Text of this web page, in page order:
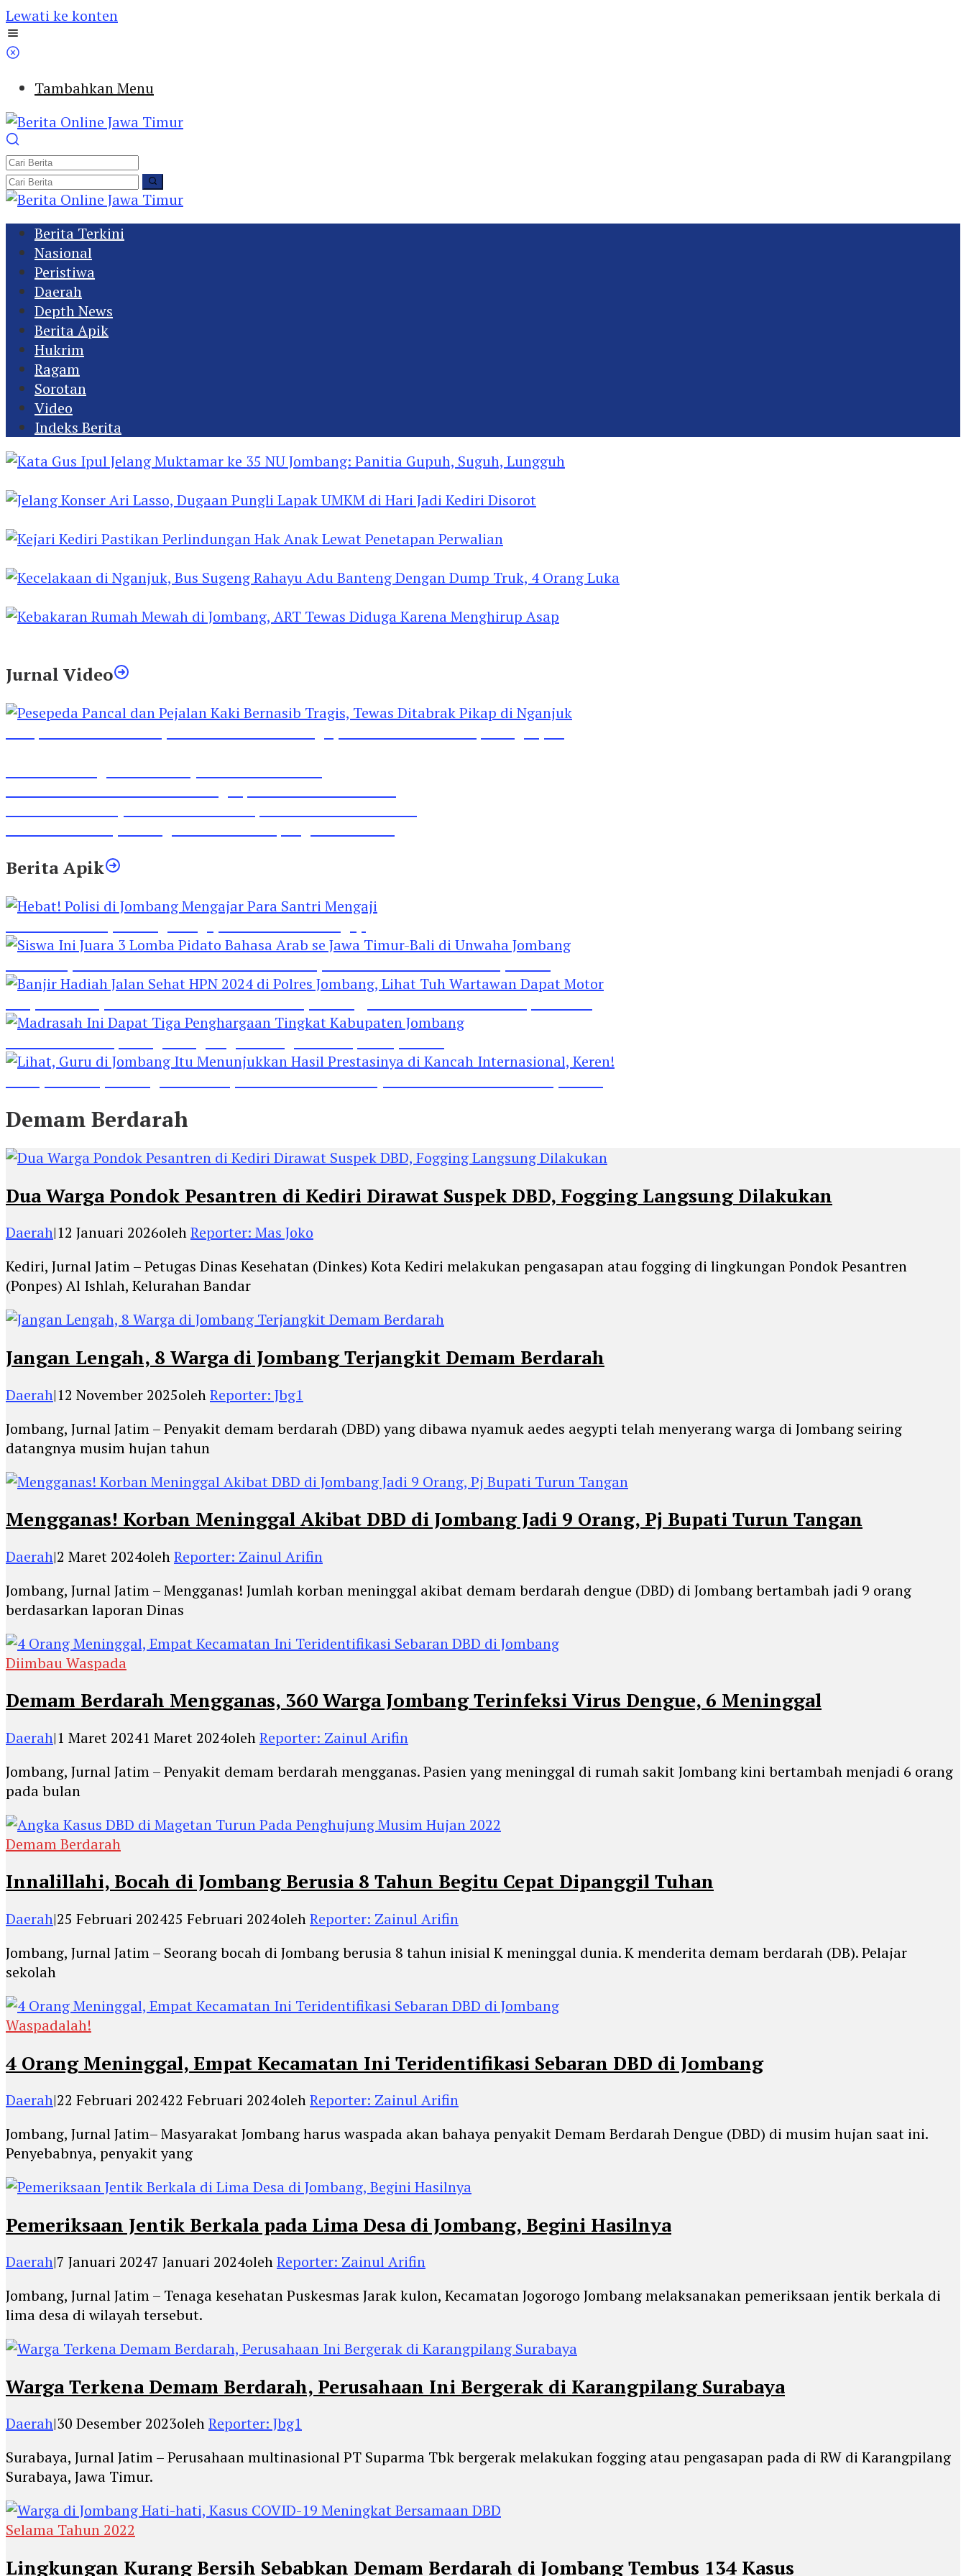
Lewati ke konten
Tambahkan Menu
Berita Terkini
Nasional
Peristiwa
Daerah
Depth News
Berita Apik
Hukrim
Ragam
Sorotan
Video
Indeks Berita
Jurnal Video
Berita Apik
Demam Berdarah
Dua Warga Pondok Pesantren di Kediri Dirawat Suspek DBD, Fogging Langsung Dilakukan
Daerah|12 Januari 2026olehReporter: Mas Joko
Kediri, Jurnal Jatim – Petugas Dinas Kesehatan (Dinkes) Kota Kediri melakukan pengasapan atau fogging di lingkungan Pondok Pesantren
(Ponpes) Al Ishlah, Kelurahan Bandar
Jangan Lengah, 8 Warga di Jombang Terjangkit Demam Berdarah
Daerah|12 November 2025olehReporter: Jbg1
Jombang, Jurnal Jatim – Penyakit demam berdarah (DBD) yang dibawa nyamuk aedes aegypti telah menyerang warga di Jombang seiring
datangnya musim hujan tahun
Mengganas! Korban Meninggal Akibat DBD di Jombang Jadi 9 Orang, Pj Bupati Turun Tangan
Daerah|2 Maret 2024olehReporter: Zainul Arifin
Jombang, Jurnal Jatim – Mengganas! Jumlah korban meninggal akibat demam berdarah dengue (DBD) di Jombang bertambah jadi 9 orang
berdasarkan laporan Dinas
Diimbau Waspada
Demam Berdarah Mengganas, 360 Warga Jombang Terinfeksi Virus Dengue, 6 Meninggal
Daerah|1 Maret 20241 Maret 2024olehReporter: Zainul Arifin
Jombang, Jurnal Jatim – Penyakit demam berdarah mengganas. Pasien yang meninggal di rumah sakit Jombang kini bertambah menjadi 6 orang
pada bulan
Demam Berdarah
Innalillahi, Bocah di Jombang Berusia 8 Tahun Begitu Cepat Dipanggil Tuhan
Daerah|25 Februari 202425 Februari 2024olehReporter: Zainul Arifin
Jombang, Jurnal Jatim – Seorang bocah di Jombang berusia 8 tahun inisial K meninggal dunia. K menderita demam berdarah (DB). Pelajar
sekolah
Waspadalah!
4 Orang Meninggal, Empat Kecamatan Ini Teridentifikasi Sebaran DBD di Jombang
Daerah|22 Februari 202422 Februari 2024olehReporter: Zainul Arifin
Jombang, Jurnal Jatim– Masyarakat Jombang harus waspada akan bahaya penyakit Demam Berdarah Dengue (DBD) di musim hujan saat ini.
Penyebabnya, penyakit yang
Pemeriksaan Jentik Berkala pada Lima Desa di Jombang, Begini Hasilnya
Daerah|7 Januari 20247 Januari 2024olehReporter: Zainul Arifin
Jombang, Jurnal Jatim – Tenaga kesehatan Puskesmas Jarak kulon, Kecamatan Jogorogo Jombang melaksanakan pemeriksaan jentik berkala di
lima desa di wilayah tersebut.
Warga Terkena Demam Berdarah, Perusahaan Ini Bergerak di Karangpilang Surabaya
Daerah|30 Desember 2023olehReporter: Jbg1
Surabaya, Jurnal Jatim – Perusahaan multinasional PT Suparma Tbk bergerak melakukan fogging atau pengasapan pada di RW di Karangpilang
Surabaya, Jawa Timur.
Selama Tahun 2022
Lingkungan Kurang Bersih Sebabkan Demam Berdarah di Jombang Tembus 134 Kasus